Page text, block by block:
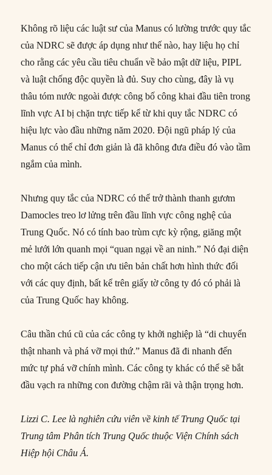
Không rõ liệu các luật sư của Manus có lường trước quy tắc
của NDRC sẽ được áp dụng như thế nào, hay liệu họ chỉ
cho rằng các yêu cầu tiêu chuẩn về bảo mật dữ liệu, PIPL
và luật chống độc quyền là đủ. Suy cho cùng, đây là vụ
thâu tóm nước ngoài được công bố công khai đầu tiên trong
lĩnh vực AI bị chặn trực tiếp kể từ khi quy tắc NDRC có
hiệu lực vào đầu những năm 2020. Đội ngũ pháp lý của
Manus có thể chỉ đơn giản là đã không đưa điều đó vào tầm
ngắm của mình.
Nhưng quy tắc của NDRC có thể trở thành thanh gươm
Damocles treo lơ lửng trên đầu lĩnh vực công nghệ của
Trung Quốc. Nó có tính bao trùm cực kỳ rộng, giăng một
mẻ lưới lớn quanh mọi “quan ngại về an ninh.” Nó đại diện
cho một cách tiếp cận ưu tiên bản chất hơn hình thức đối
với các quy định, bất kể trên giấy tờ công ty đó có phải là
của Trung Quốc hay không.
Câu thần chú cũ của các công ty khởi nghiệp là “di chuyển
thật nhanh và phá vỡ mọi thứ.” Manus đã đi nhanh đến
mức tự phá vỡ chính mình. Các công ty khác có thể sẽ bắt
đầu vạch ra những con đường chậm rãi và thận trọng hơn.
Lizzi C. Lee là nghiên cứu viên về kinh tế Trung Quốc tại
Trung tâm Phân tích Trung Quốc thuộc Viện Chính sách
Hiệp hội Châu Á.